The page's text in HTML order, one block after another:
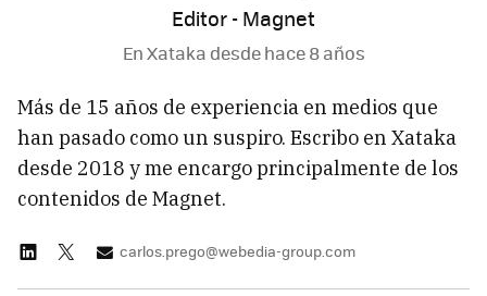
Editor - Magnet
En Xataka desdehace 8 años
Más de 15 años de experiencia en medios que
han pasado como un suspiro. Escribo en Xataka
desde 2018 y me encargo principalmente de los
contenidos de Magnet.
carlos.prego@webedia-group.com